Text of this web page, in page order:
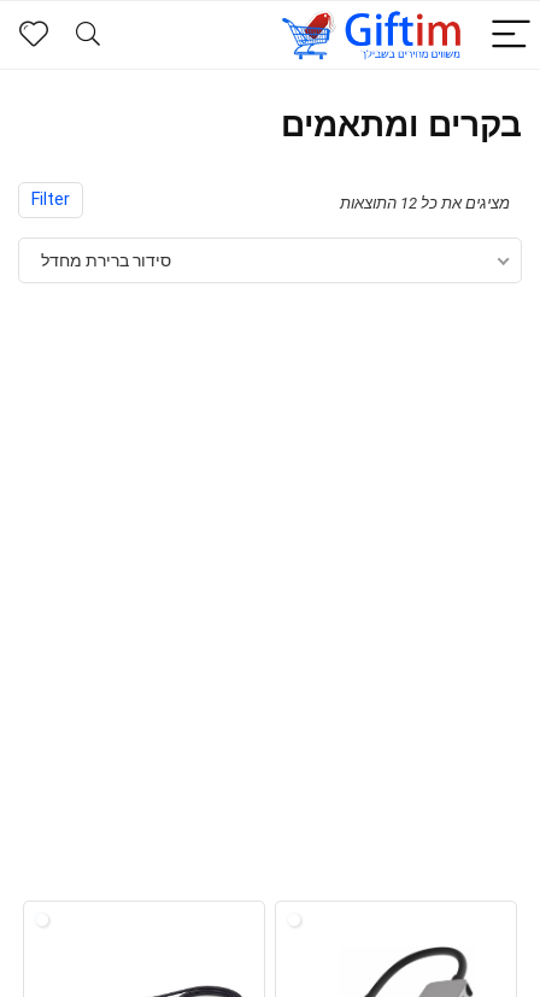
בקרים ומתאמים
Filter מציגים את כל ⁦12⁩ התוצאות
סידור ברירת מחדל